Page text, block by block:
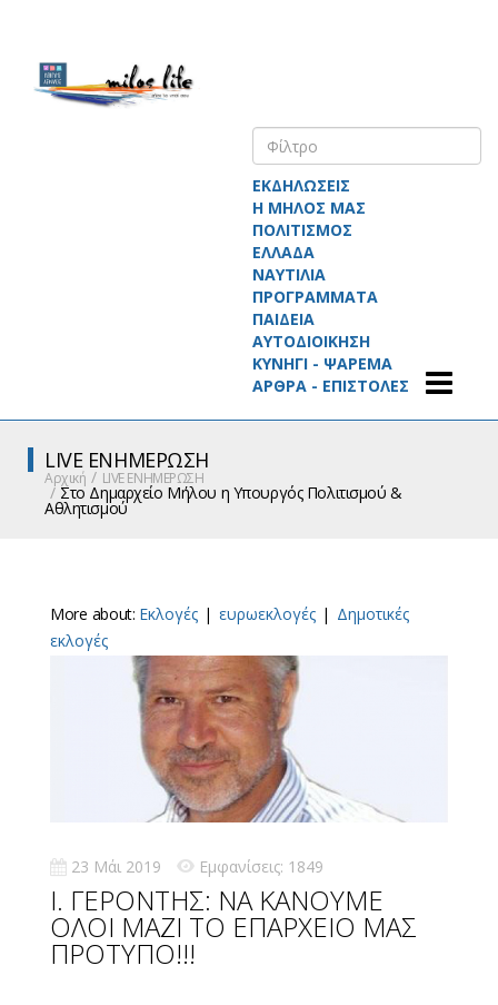
ΕΚΔΗΛΩΣΕΙΣ
Η ΜΗΛΟΣ ΜΑΣ
ΠΟΛΙΤΙΣΜΟΣ
ΕΛΛΑΔΑ
ΝΑΥΤΙΛΙΑ
ΠΡΟΓΡΑΜΜΑΤΑ
ΠΑΙΔΕΙΑ
ΑΥΤΟΔΙΟΙΚΗΣΗ
ΚΥΝΗΓΙ - ΨΑΡΕΜΑ
ΑΡΘΡΑ - ΕΠΙΣΤΟΛΕΣ
LIVE ΕΝΗΜΕΡΩΣΗ
Αρχική LIVE ΕΝΗΜΕΡΩΣΗ
Στο Δημαρχείο Μήλου η Υπουργός Πολιτισμού &
Αθλητισμού
More about: Εκλογές | ευρωεκλογές | Δημοτικές
εκλογές
23 Μάι 2019 Εμφανίσεις: 1849
Ι. ΓΕΡΟΝΤΗΣ: ΝΑ ΚΑΝΟΥΜΕ
ΟΛΟΙ ΜΑΖΙ ΤΟ ΕΠΑΡΧΕΙΟ ΜΑΣ
ΠΡΟΤΥΠΟ!!!